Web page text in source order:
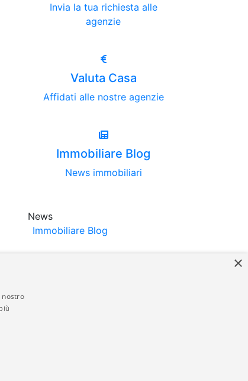
Invia la tua richiesta alle
agenzie
Valuta Casa
Affidati alle nostre agenzie
Immobiliare Blog
News immobiliari
News
Immobiliare Blog
La pubblicazione degli annunci
di privacy e/o di alcun altro
×
nostro